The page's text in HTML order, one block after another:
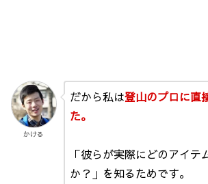
かける
だから私は登山のプロに直
た。
「彼らが実際にどのアイテ
か？」を知るためです。